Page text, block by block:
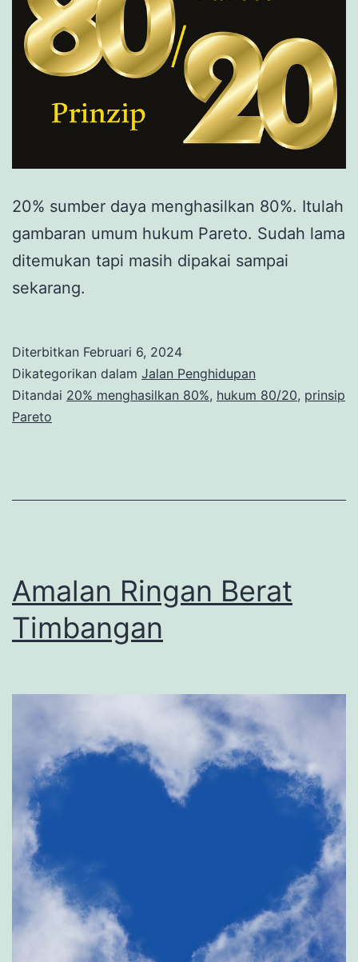
20% sumber daya menghasilkan 80%. Itulah
gambaran umum hukum Pareto. Sudah lama
ditemukan tapi masih dipakai sampai
sekarang.
Diterbitkan Februari 6, 2024
Dikategorikan dalam Jalan Penghidupan
Ditandai 20% menghasilkan 80%, hukum 80/20, prinsip
Pareto
Amalan Ringan Berat
Timbangan